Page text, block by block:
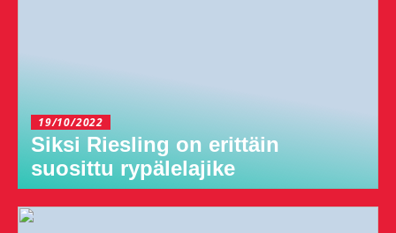
19/10/2022
Siksi Riesling on erittäin
suosittu rypälelajike